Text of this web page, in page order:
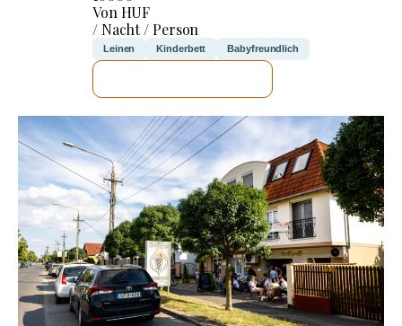
Von HUF
/ Nacht / Person
Leinen Kinderbett Babyfreundlich